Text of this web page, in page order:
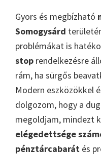
Gyors és megbízható
Somogysárd
problémákat is
stop rendelkezésre
rám, ha sürgős
Modern eszközökkel
dolgozom, hogy a
megoldjam, mindezt
elégedettsége
pénztárcabarát és